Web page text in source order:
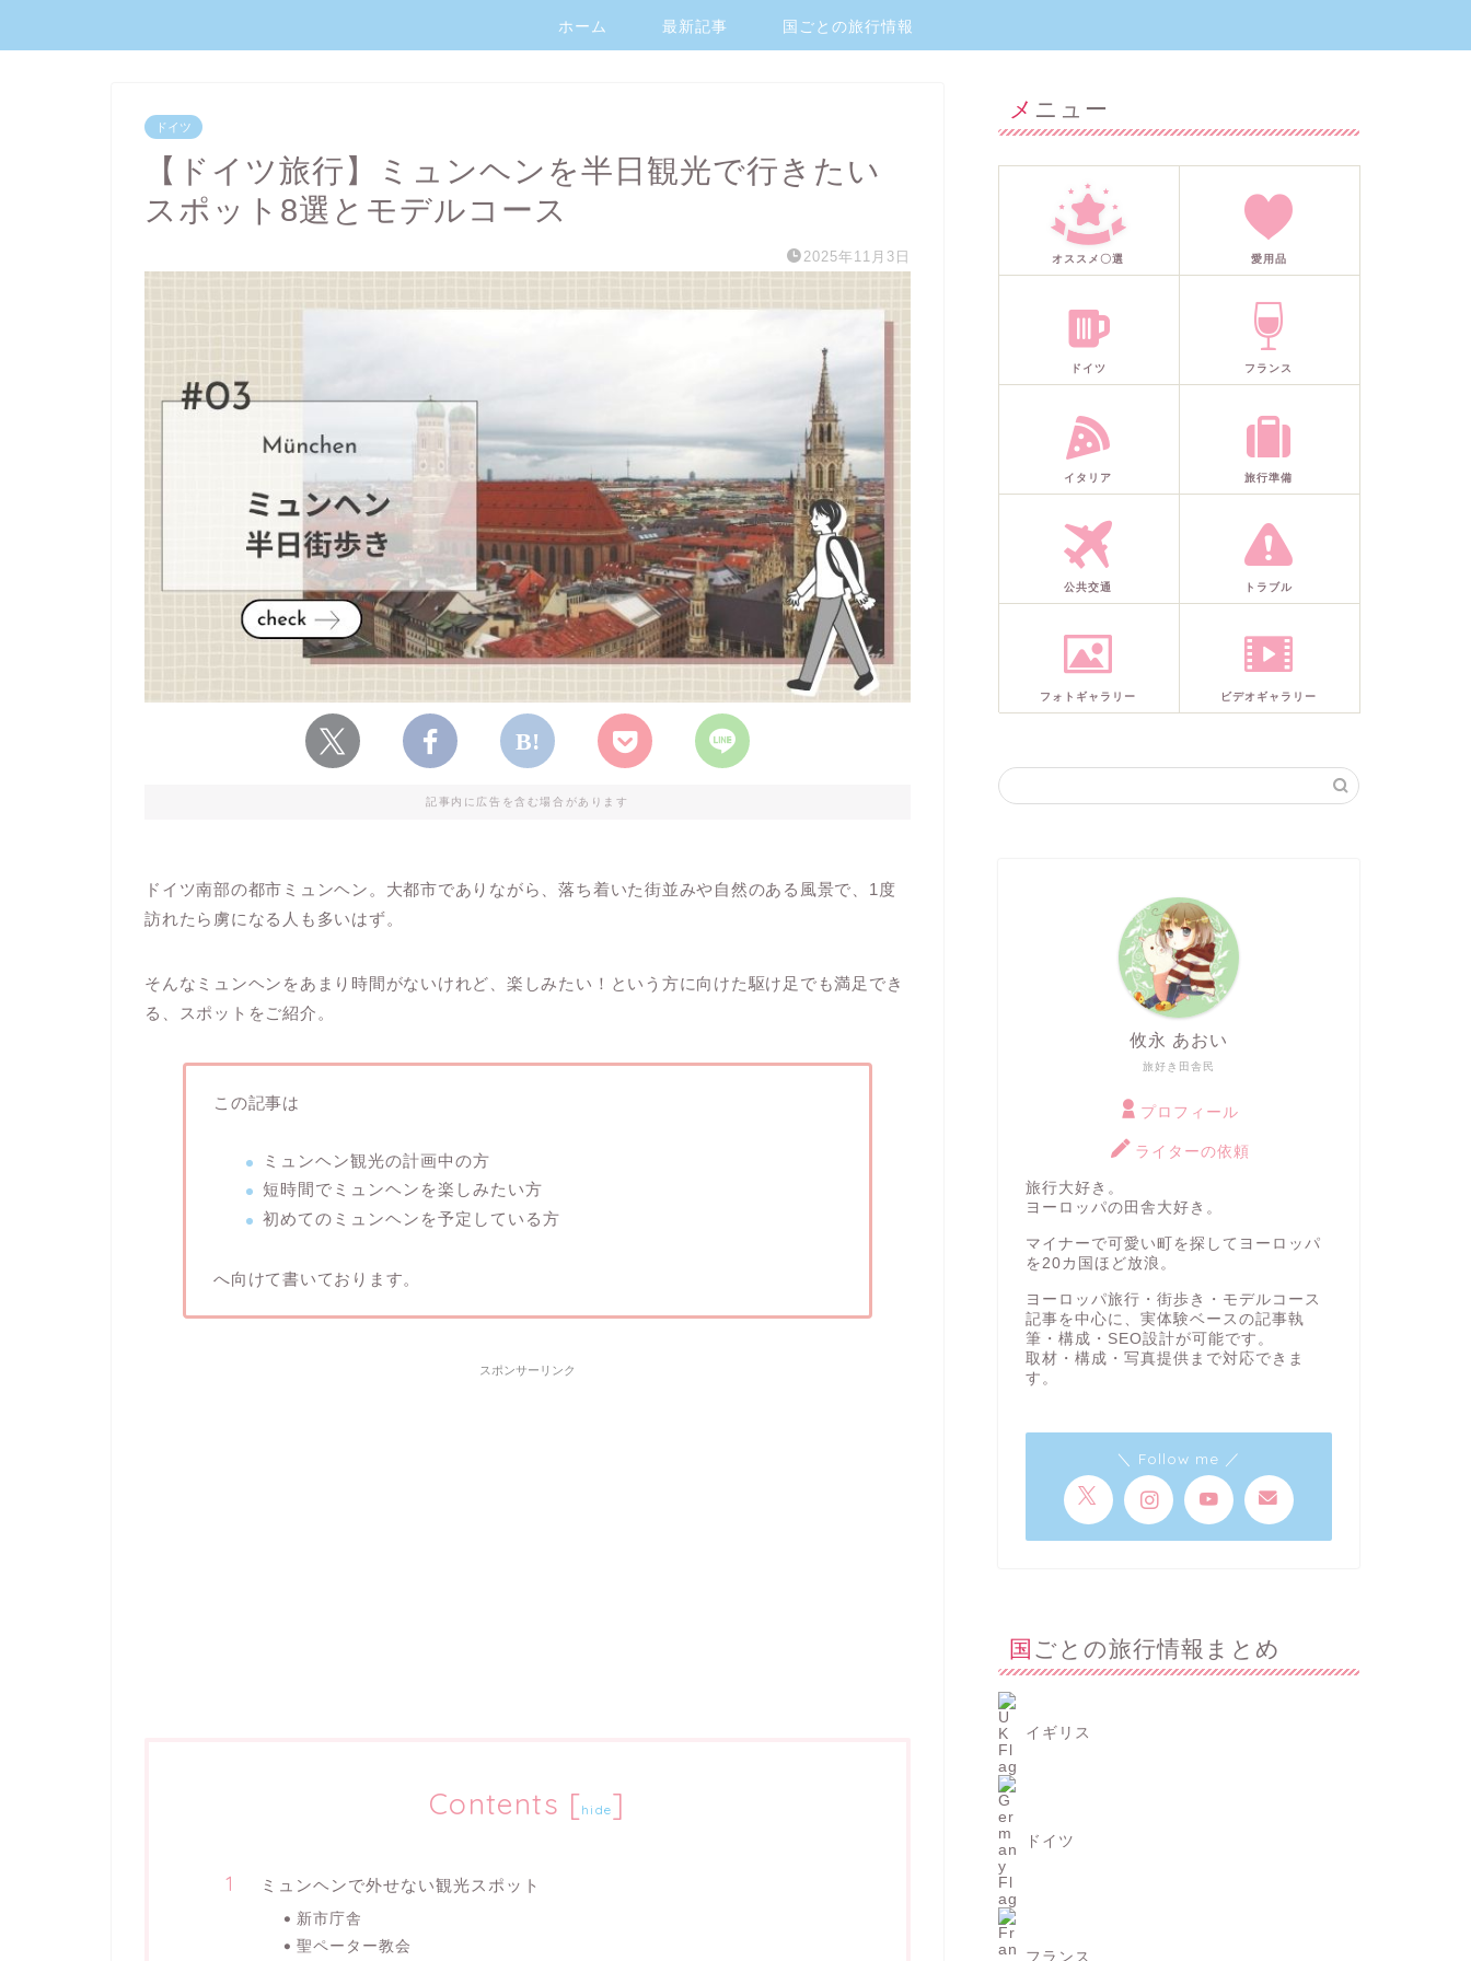
ホーム 最新記事 国ごとの旅行情報
ドイツ
【ドイツ旅行】ミュンヘンを半日観光で行きたい
スポット8選とモデルコース
2025年11月3日
記事内に広告を含む場合があります
ドイツ南部の都市ミュンヘン。大都市でありながら、落ち着いた街並みや自然のある風景で、1度
訪れたら虜になる人も多いはず。
そんなミュンヘンをあまり時間がないけれど、楽しみたい！という方に向けた駆け足でも満足でき
る、スポットをご紹介。
この記事は
ミュンヘン観光の計画中の方
短時間でミュンヘンを楽しみたい方
初めてのミュンヘンを予定している方
へ向けて書いております。
スポンサーリンク
Contents [hide]
ミュンヘンで外せない観光スポット
新市庁舎
聖ペーター教会
メニュー
オススメ〇選 愛用品
ドイツ フランス
イタリア 旅行準備
公共交通 トラブル
フォトギャラリー ビデオギャラリー
旅好き田舎民
攸永 あおい
プロフィール
ライターの依頼
旅行大好き。
ヨーロッパの田舎大好き。
マイナーで可愛い町を探してヨーロッパ
を20カ国ほど放浪。
ヨーロッパ旅行・街歩き・モデルコース
記事を中心に、実体験ベースの記事執
筆・構成・SEO設計が可能です。
取材・構成・写真提供まで対応できま
す。
＼ Follow me ／
国ごとの旅行情報まとめ
イギリス
ドイツ
フランス